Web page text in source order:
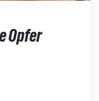
Opfer